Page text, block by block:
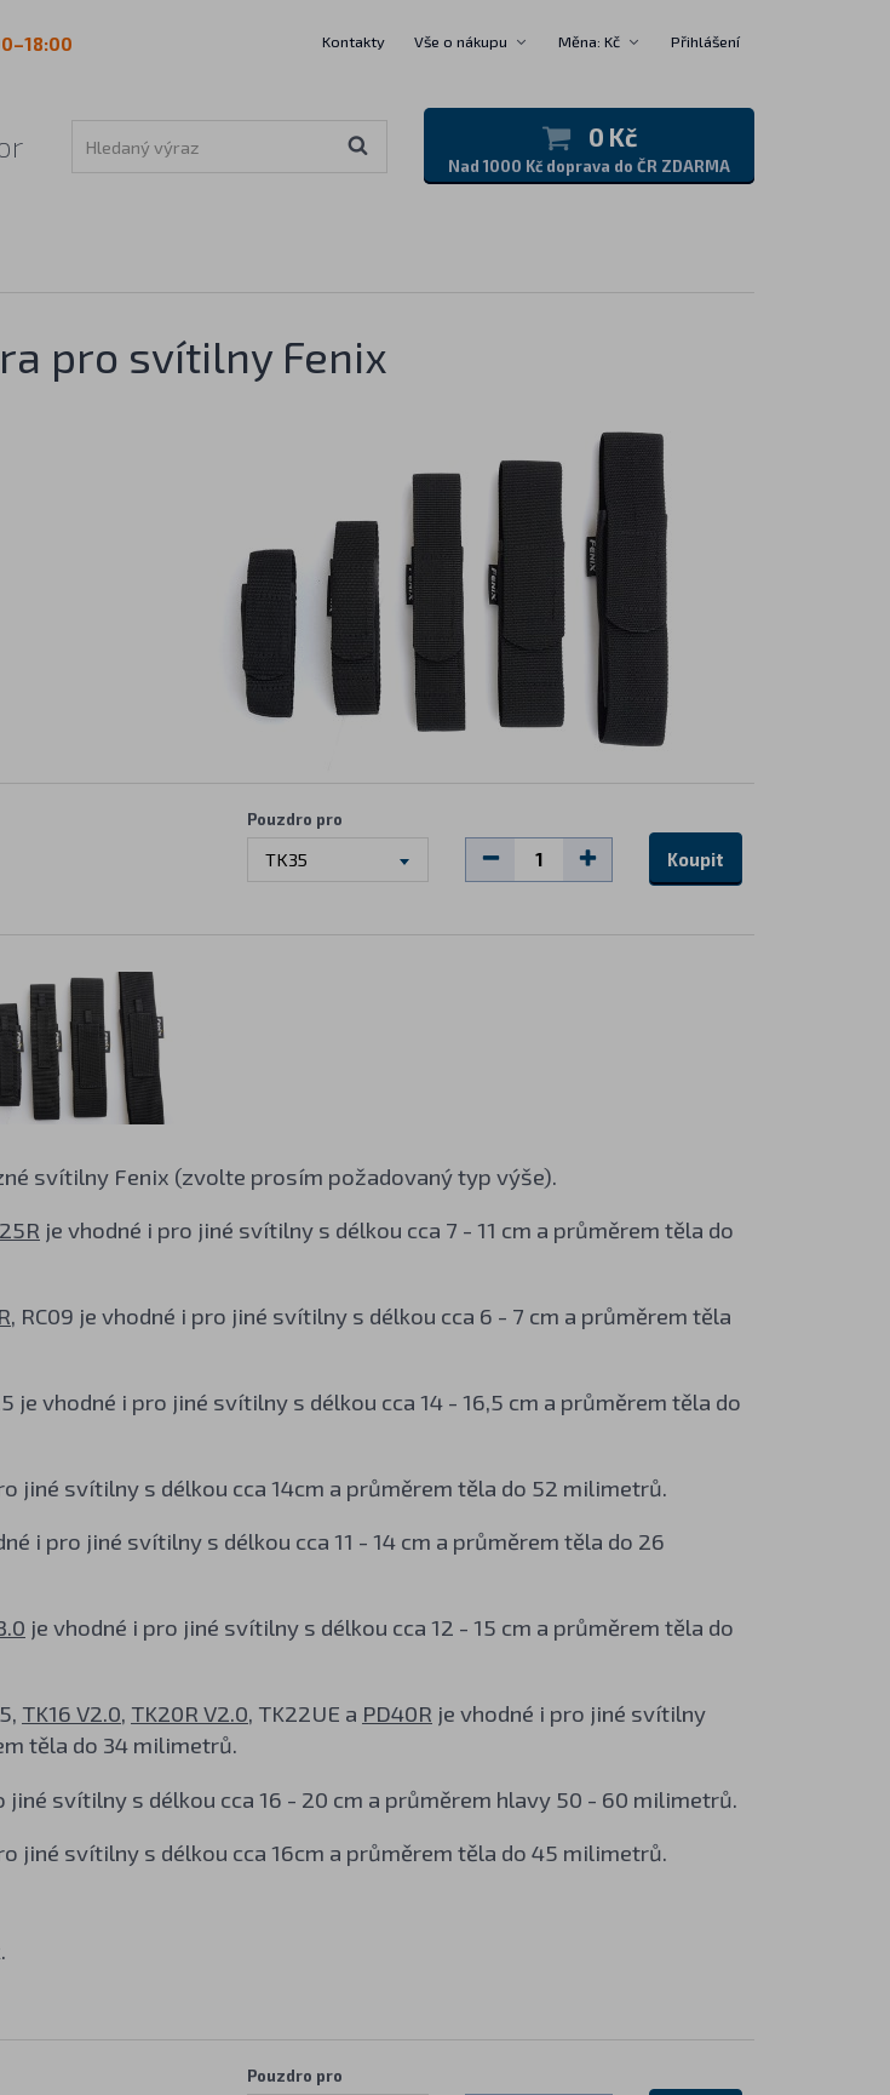
Kontakty Vše o nákupu Měna: Kč Přihlášení
0 Kč
Nad 1000 Kč doprava do ČR ZDARMA
pro svítilny Fenix
Pouzdro pro
TK35 Koupit
svítilny Fenix (zvolte prosím požadovaný typ výše).
je vhodné i pro jiné svítilny s délkou cca 7 - 11 cm a průměrem těla do
, RC09 je vhodné i pro jiné svítilny s délkou cca 6 - 7 cm a průměrem těla
je vhodné i pro jiné svítilny s délkou cca 14 - 16,5 cm a průměrem těla do
jiné svítilny s délkou cca 14cm a průměrem těla do 52 milimetrů.
i pro jiné svítilny s délkou cca 11 - 14 cm a průměrem těla do 26
je vhodné i pro jiné svítilny s délkou cca 12 - 15 cm a průměrem těla do
TK16 V2.0, TK20R V2.0, TK22UE a PD40R je vhodné i pro jiné svítilny
těla do 34 milimetrů.
jiné svítilny s délkou cca 16 - 20 cm a průměrem hlavy 50 - 60 milimetrů.
jiné svítilny s délkou cca 16cm a průměrem těla do 45 milimetrů.
Pouzdro pro